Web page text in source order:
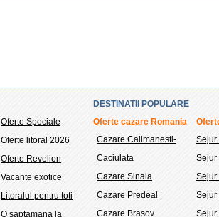
Oferte Speciale
Oferte litoral 2026
Oferte Revelion
Vacante exotice
Litoralul pentru toti
O saptamana la
DESTINATII POPULARE
Oferte cazare Romania
Cazare Calimanesti-
Caciulata
Cazare Sinaia
Cazare Predeal
Cazare Brasov
Sejur
Sejur
Sejur
Sejur
Sejur